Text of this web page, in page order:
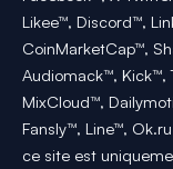
Likee™, Discord™,
CoinMarketCap™,
Audiomack™, Kick™,
MixCloud™,
Fansly™, Line™,
ce site est